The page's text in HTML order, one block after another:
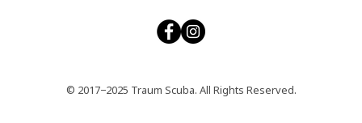
© 2017−2025 Traum Scuba. All Rights Reserved.